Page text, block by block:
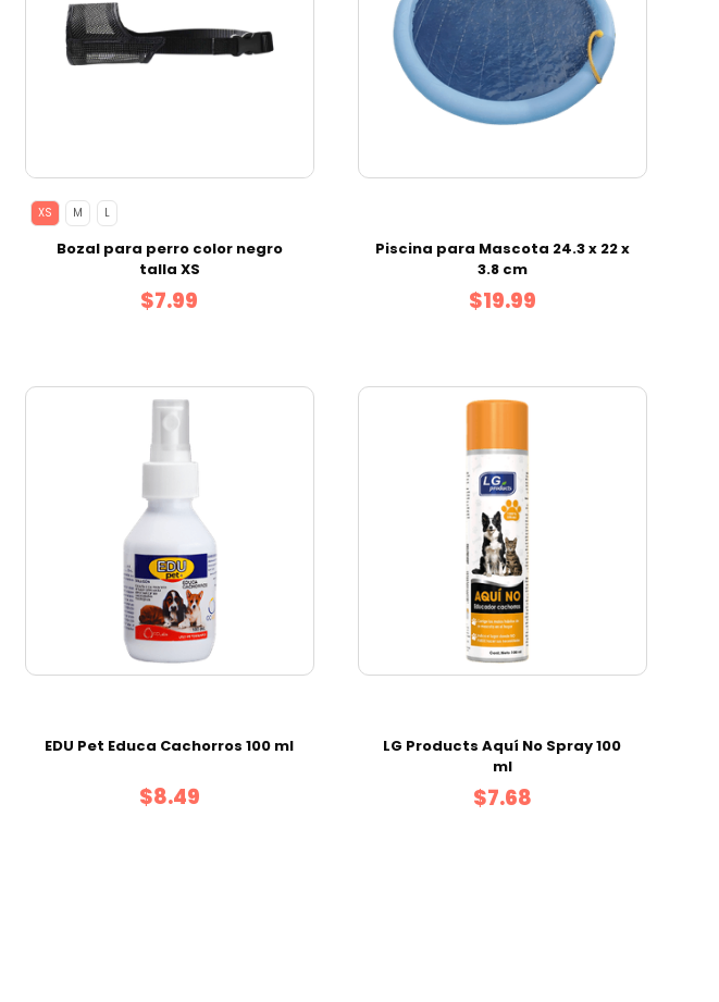
XS M L
Bozal para perro color negro
talla XS
$7.99
Piscina para Mascota 24.3 x 22 x
3.8 cm
$19.99
EDU Pet Educa Cachorros 100 ml
$8.49
LG Products Aquí No Spray 100
ml
$7.68